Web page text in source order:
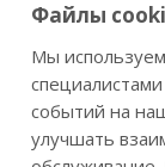
2016-2026 ©
сейфов
Продажа
Файлы
Мы
событий на
улучшать